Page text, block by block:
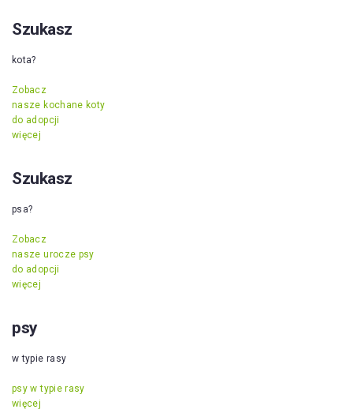
Szukasz
kota?
Zobacz
nasze kochane koty
do adopcji
więcej
Szukasz
psa?
Zobacz
nasze urocze psy
do adopcji
więcej
psy
w typie rasy
psy w typie rasy
więcej